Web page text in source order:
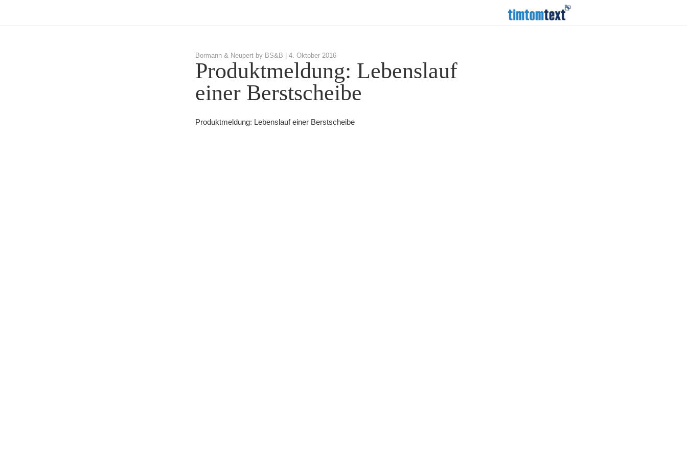
Bormann & Neupert by BS&B | 4. Oktober 2016
Produktmeldung: Lebenslauf
einer Berstscheibe
Produktmeldung: Lebenslauf einer Berstscheibe